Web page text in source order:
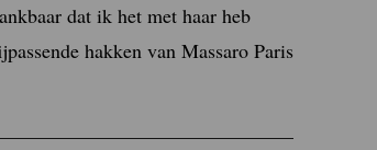
dat ik het met haar heb
hakken van Massaro Paris